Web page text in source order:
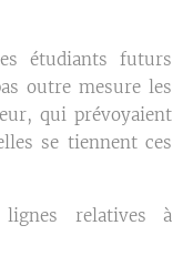
étudiants futurs
outre mesure les
qui prévoyaient
se tiennent ces
relatives à